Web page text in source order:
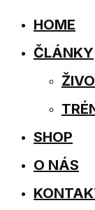
HOME
ČLÁNKY
SHOP
O NÁS